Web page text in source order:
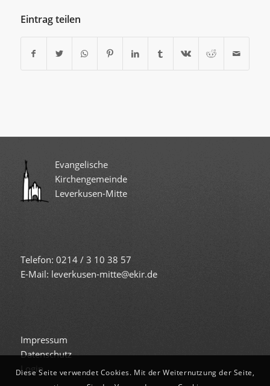
Eintrag teilen
Evangelische
Kirchengemeinde
Leverkusen-Mitte
Telefon: 0214 / 3 10 38 57
E-Mail: leverkusen-mitte@ekir.de
Impressum
Datenschutz
Login
Diese Seite verwendet Cookies. Mit der Weiternutzung der Seite,